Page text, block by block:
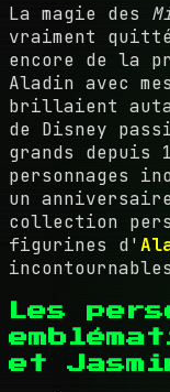
La magie des
vraiment
encore de la
Aladin avec
brillaient
de Disney
grands depuis
personnages
un
collection
figurines d'
Les
et